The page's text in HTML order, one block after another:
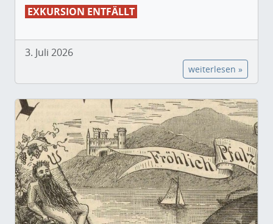
EXKURSION ENTFÄLLT
3. Juli 2026
weiterlesen »